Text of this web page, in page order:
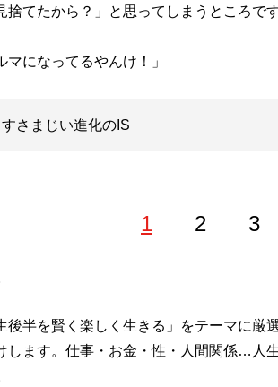
捨てたから？」と思ってしまうところで
マになってるやんけ！」
すさまじい進化のIS
1 2 3
大法卒。編集者を経てフリーライター。
文学のほか、『 首都高速の謎 』『高速道
後半を賢く楽しく生きる」をテーマに厳
します。仕事・お金・性・人間関係…人